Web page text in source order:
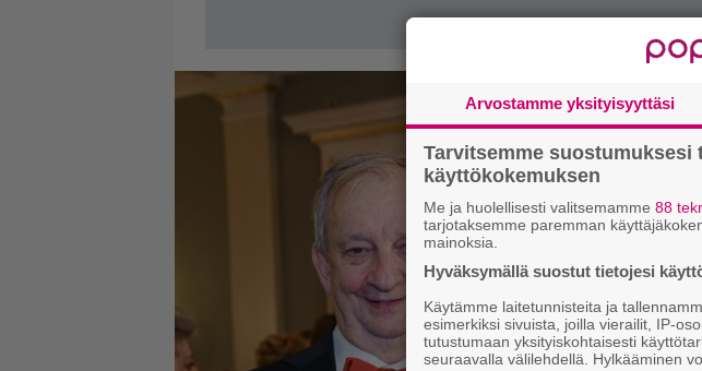
Arvostamme yksityisyyttäsi
Tarvitsemme
käyttökokemuksen
Me ja huolellisesti valitsemamme 88
tarjotaksemme paremman
mainoksia.
Hyväksymällä suostut tietojesi
Käytämme laitetunnisteita ja
esimerkiksi sivuista, joilla vierailit, IP-
tutustumaan yksityiskohtaisesti
seuraavalla välilehdellä. Hylkääminen